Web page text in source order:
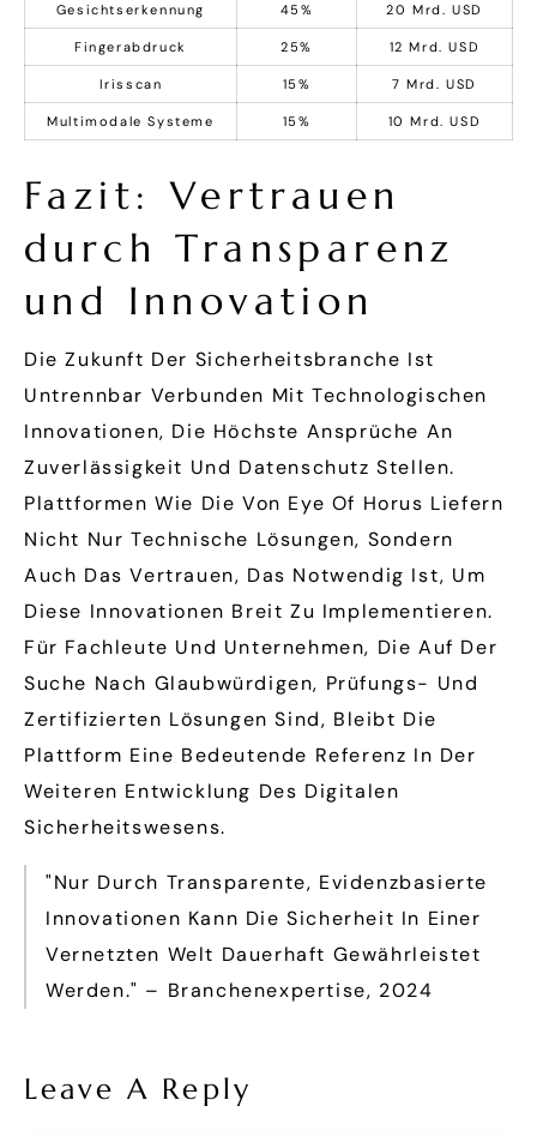
Gesichtserkennung 45% 20 Mrd. USD
Fingerabdruck 25% 12 Mrd. USD
Irisscan 15% 7 Mrd. USD
Multimodale Systeme 15% 10 Mrd. USD
Fazit: Vertrauen
durch Transparenz
und Innovation
Die Zukunft Der Sicherheitsbranche Ist
Untrennbar Verbunden Mit Technologischen
Innovationen, Die Höchste Ansprüche An
Zuverlässigkeit Und Datenschutz Stellen.
Plattformen Wie Die Von Eye Of Horus Liefern
Nicht Nur Technische Lösungen, Sondern
Auch Das Vertrauen, Das Notwendig Ist, Um
Diese Innovationen Breit Zu Implementieren.
Für Fachleute Und Unternehmen, Die Auf Der
Suche Nach Glaubwürdigen, Prüfungs- Und
Zertifizierten Lösungen Sind, Bleibt Die
Plattform Eine Bedeutende Referenz In Der
Weiteren Entwicklung Des Digitalen
Sicherheitswesens.
"Nur Durch Transparente, Evidenzbasierte
Innovationen Kann Die Sicherheit In Einer
Vernetzten Welt Dauerhaft Gewährleistet
Werden." – Branchenexpertise, 2024
Leave A Reply